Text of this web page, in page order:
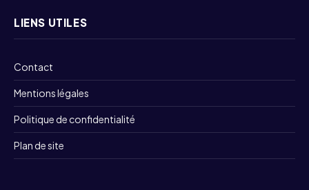
LIENS UTILES
Contact
Mentions légales
Politique de confidentialité
Plan de site